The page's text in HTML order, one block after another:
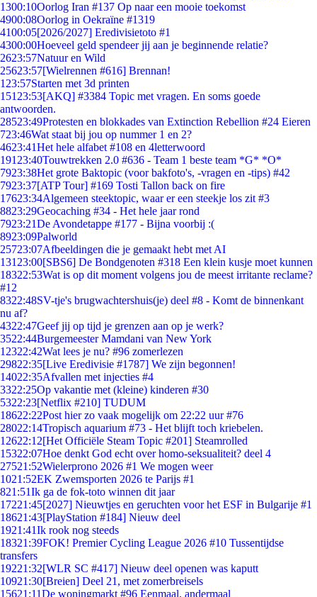
1300:10Oorlog Iran #137 Op naar een mooie toekomst
4900:08Oorlog in Oekraïne #1319
4100:05[2026/2027] Eredivisietoto #1
4300:00Hoeveel geld spendeer jij aan je beginnende relatie?
2623:57Natuur en Wild
25623:57[Wielrennen #616] Brennan!
1 23:57Starten met 3d printen
151 23:53[AKQ] #3384 Topic met vragen. En soms goede
antwoorden.
28523:49Protesten en blokkades van Extinction Rebellion #24 Eieren
723:46Wat staat bij jou op nummer 1 en 2?
4623:41Het hele alfabet #108 en 4letterwoord
191 23:40Touwtrekken 2.0 #636 - Team 1 beste team *G* *O*
7923:38Het grote Baktopic (voor bakfoto's, -vragen en -tips) #42
7923:37[ATP Tour] #169 Tosti Tallon back on fire
17623:34Algemeen steektopic, waar er een steekje los zit #3
8823:29Geocaching #34 - Het hele jaar rond
7923:21De Avondetappe #177 - Bijna voorbij :(
8923:09Palworld
25723:07Afbeeldingen die je gemaakt hebt met AI
131 23:00[SBS6] De Bondgenoten #318 Een klein kusje moet kunnen
18322:53Wat is op dit moment volgens jou de meest irritante reclame?
#12
8322:48SV-tje's brugwachtershuis(je) deel #8 - Komt de binnenkant
nu af?
4322:47Geef jij op tijd je grenzen aan op je werk?
3522:44Burgemeester Mamdani van New York
12322:42Wat lees je nu? #96 zomerlezen
29822:35[Live Eredivisie #1787] We zijn begonnen!
14022:35Afvallen met injecties #4
3322:25Op vakantie met (kleine) kinderen #30
5322:23[Netflix #210] TUDUM
18622:22Post hier zo vaak mogelijk om 22:22 uur #76
28022:14Tropisch aquarium #73 - Het blijft toch kriebelen.
12622:12[Het Officiële Steam Topic #201] Steamrolled
15322:07Hoe denkt God echt over homo-seksualiteit? deel 4
27521:52Wielerprono 2026 #1 We mogen weer
1021:52EK Zwemsporten 2026 te Parijs #1
821:51Ik ga de fok-toto winnen dit jaar
17221:45[2027] Nieuwtjes en geruchten voor het ESF in Bulgarije #1
18621:43[PlayStation #184] Nieuw deel
1921:41Ik rook nog steeds
18321:39FOK! Premier Cycling League 2026 #10 Tussentijdse
transfers
19221:32[WLR SC #417] Nieuw deel openen was kaputt
10921:30[Breien] Deel 21, met zomerbreisels
15621:11De woningmarkt #96 Eenmaal, andermaal